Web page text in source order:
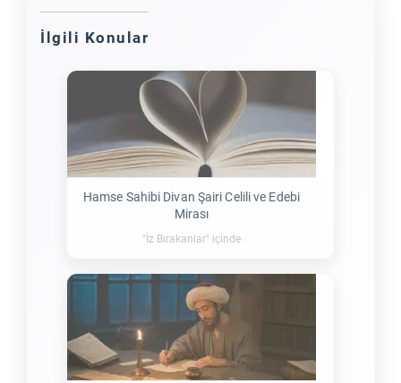
İlgili Konular
Hamse Sahibi Divan Şairi Celili ve Edebi
Mirası
"İz Bırakanlar" içinde